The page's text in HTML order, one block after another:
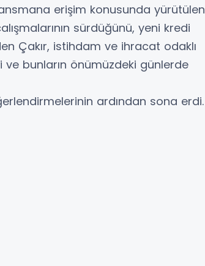
erişim konusunda yürütülen
sürdüğünü, yeni kredi
Çakır, istihdam ve ihracat odaklı
bunların önümüzdeki günlerde
ardından sona erdi.